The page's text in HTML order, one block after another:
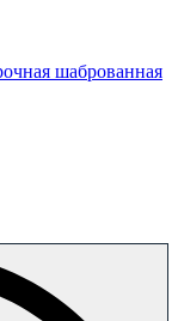
шаброванная